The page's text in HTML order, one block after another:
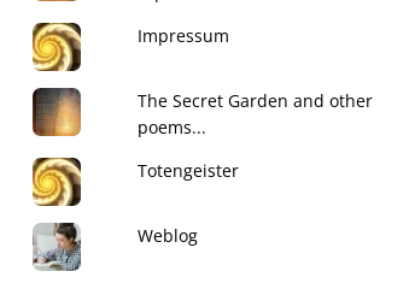
Impressum
The Secret Garden and other
poems...
Totengeister
Weblog